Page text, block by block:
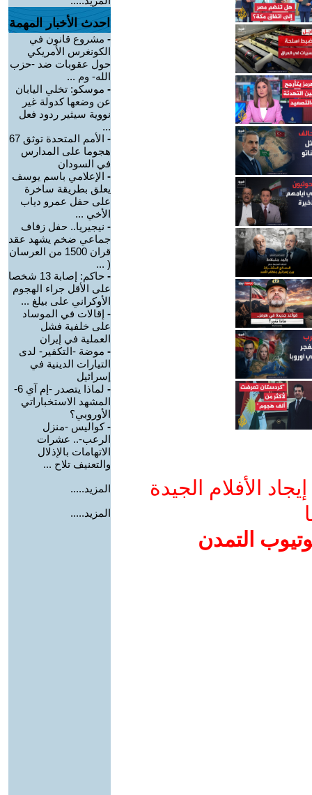
الأفلام الجيدة
التمدن
احدث الأخبار المهمة
- مشروع قانون في
الكونغرس الأمريكي
حول عقوبات ضد -حزب
الله- وم ...
- موسكو: تخلي اليابان
عن وضعها كدولة غير
نووية سيثير ردود فعل
...
-
الأمم المتحدة توثق 67
هجوما على المدارس
في السودان
- الإعلامي باسم يوسف
يعلق بطريقة ساخرة
على حفل عمرو دياب
الأخي ...
- نيجيريا.. حفل زفاف
جماعي ضخم يشهد عقد
قران 1500 من العرسان
( ...
-
حاكم: إصابة 13 شخصا
على الأقل جراء الهجوم
الأوكراني على بيلغ ...
- إقالات في الموساد
على خلفية فشل
العملية في إيران
- موضة -التكفير- لدى
التيارات الدينية في
إسرائيل
-
لماذا يتصدر -إم آي 6-
المشهد الاستخباراتي
الأوروبي؟
-كواليس -منزل
الرعب-.. عشرات
الاتهامات بالإذلال
والتعنيف تلاح ...
المزيد.....
المزيد.....